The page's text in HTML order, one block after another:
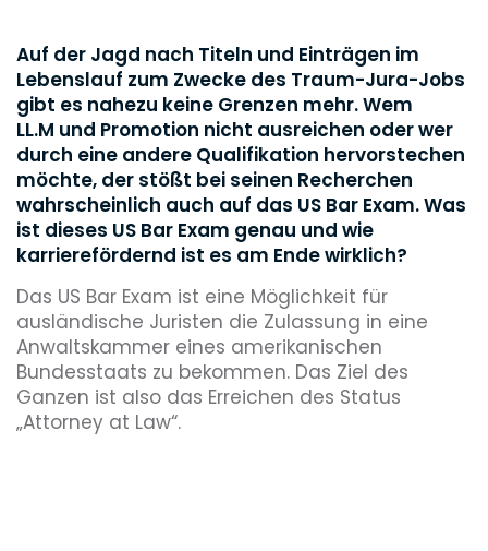
Auf der Jagd nach Titeln und Einträgen im
Lebenslauf zum Zwecke des Traum-Jura-Jobs
gibt es nahezu keine Grenzen mehr. Wem
LL.M und Promotion nicht ausreichen oder wer
durch eine andere Qualifikation hervorstechen
möchte, der stößt bei seinen Recherchen
wahrscheinlich auch auf das US Bar Exam. Was
ist dieses US Bar Exam genau und wie
karrierefördernd ist es am Ende wirklich?
Das US Bar Exam ist eine Möglichkeit für
ausländische Juristen die Zulassung in eine
Anwaltskammer eines amerikanischen
Bundesstaats zu bekommen. Das Ziel des
Ganzen ist also das Erreichen des Status
„Attorney at Law“.